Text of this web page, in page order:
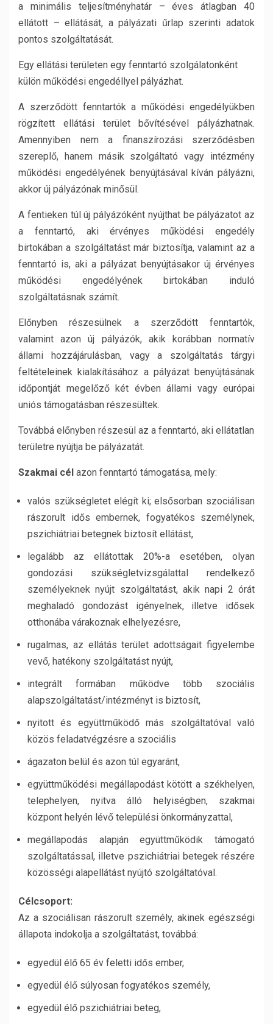
a minimális teljesítményhatár – éves átlagban 40
ellátott – ellátását, a pályázati űrlap szerinti adatok
pontos szolgáltatását.
Egy ellátási területen egy fenntartó szolgálatonként
külön működési engedéllyel pályázhat.
A szerződött fenntartók a működési engedélyükben
rögzített ellátási terület bővítésével pályázhatnak.
Amennyiben nem a finanszírozási szerződésben
szereplő, hanem másik szolgáltató vagy intézmény
működési engedélyének benyújtásával kíván pályázni,
akkor új pályázónak minősül.
A fentieken túl új pályázóként nyújthat be pályázatot az
a fenntartó, aki érvényes működési engedély
birtokában a szolgáltatást már biztosítja, valamint az a
fenntartó is, aki a pályázat benyújtásakor új érvényes
működési engedélyének birtokában induló
szolgáltatásnak számít.
Előnyben részesülnek a szerződött fenntartók,
valamint azon új pályázók, akik korábban normatív
állami hozzájárulásban, vagy a szolgáltatás tárgyi
feltételeinek kialakításához a pályázat benyújtásának
időpontját megelőző két évben állami vagy európai
uniós támogatásban részesültek.
Továbbá előnyben részesül az a fenntartó, aki ellátatlan
területre nyújtja be pályázatát.
Szakmai cél azon fenntartó támogatása, mely:
valós szükségletet elégít ki; elsősorban szociálisan
rászorult idős embernek, fogyatékos személynek,
pszichiátriai betegnek biztosít ellátást,
legalább az ellátottak 20%-a esetében, olyan
gondozási szükségletvizsgálattal rendelkező
személyeknek nyújt szolgáltatást, akik napi 2 órát
meghaladó gondozást igényelnek, illetve idősek
otthonába várakoznak elhelyezésre,
rugalmas, az ellátás terület adottságait figyelembe
vevő, hatékony szolgáltatást nyújt,
integrált formában működve több szociális
alapszolgáltatást/intézményt is biztosít,
nyitott és együttműködő más szolgáltatóval való
közös feladatvégzésre a szociális
ágazaton belül és azon túl egyaránt,
együttműködési megállapodást kötött a székhelyen,
telephelyen, nyitva álló helyiségben, szakmai
központ helyén lévő települési önkormányzattal,
megállapodás alapján együttműködik támogató
szolgáltatással, illetve pszichiátriai betegek részére
közösségi alapellátást nyújtó szolgáltatóval.
Célcsoport:
Az a szociálisan rászorult személy, akinek egészségi
állapota indokolja a szolgáltatást, továbbá:
egyedül élő 65 év feletti idős ember,
egyedül élő súlyosan fogyatékos személy,
egyedül élő pszichiátriai beteg,